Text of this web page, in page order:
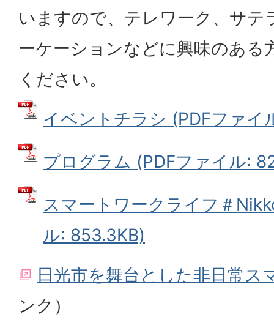
いますので、テレワーク、サテ
ーケーションなどに興味のある
ください。
イベントチラシ (PDFファイ
プログラム (PDFファイル:
スマートワークライフ＃
ル: 853.3KB)
日光市を舞台とした非日常ス
ンク）